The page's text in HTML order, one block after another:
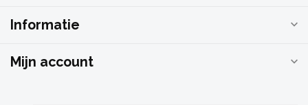
Informatie
Mijn account